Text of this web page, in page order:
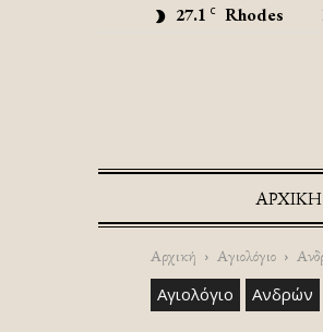
27.1 C Rhodes
ΑΡΧΙΚΉ
Αρχική Αγιολόγιο
Αγιολόγιο Ανδρών